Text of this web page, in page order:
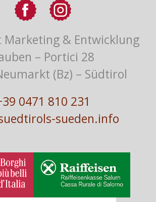
Marketing & Entwicklung
– Portici 28
(Bz) – Südtirol
0471 810 231
sueden.info